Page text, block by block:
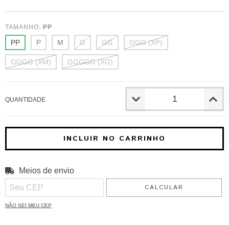
TAMANHO: PP
PP P M G GG GGG (XP)
GGGG (XM) GGGGG (XG)
QUANTIDADE
Entregas para o CEP:
Meios de envio
CALCULAR
NÃO SEI MEU CEP